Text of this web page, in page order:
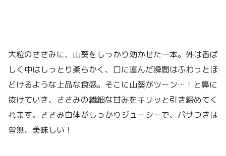
大粒のささみに、山葵をしっかり効かせた一本。外は香ば
しく中はしっとり柔らかく、口に運んだ瞬間はふわっとほ
どけるような上品な食感。そこに山葵がツーン…！と鼻に
抜けていき、ささみの繊細な甘みをキリッと引き締めてく
れます。ささみ自体がしっかりジューシーで、パサつきは
皆無、美味しい！